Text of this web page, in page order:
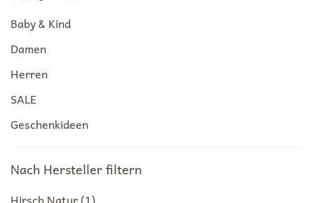
Baby & Kind
Damen
Herren
SALE
Geschenkideen
Nach Hersteller filtern